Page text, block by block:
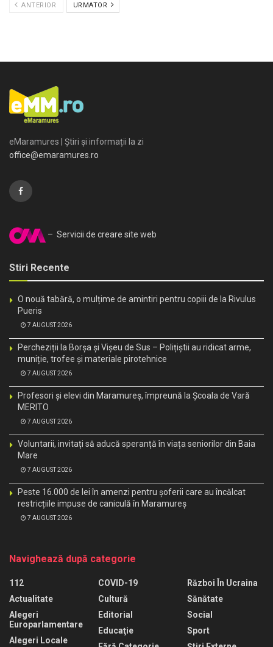
ANTERIOR URMATOR
eMaramures | Știri și informații la zi
office@emaramures.ro
– Servicii de creare site web
Stiri Recente
O nouă tabără, o mulțime de amintiri pentru copiii de la Rivulus
Pueris
7 AUGUST 2026
Percheziții la Borșa și Vișeu de Sus – Polițiștii au ridicat arme,
muniție, trofee și materiale pirotehnice
7 AUGUST 2026
Profesori și elevi din Maramureș, împreună la Școala de Vară
MERITO
7 AUGUST 2026
Voluntarii, invitați să aducă speranță în viața seniorilor din Baia
Mare
7 AUGUST 2026
Peste 16.000 de lei în amenzi pentru șoferii care au încălcat
restricțiile impuse de caniculă în Maramureș
7 AUGUST 2026
Navighează după categorie
112
Actualitate
Alegeri
Europarlamentare
Alegeri Locale
COVID-19
Cultură
Editorial
Educaţie
Război În Ucraina
Sănătate
Social
Sport